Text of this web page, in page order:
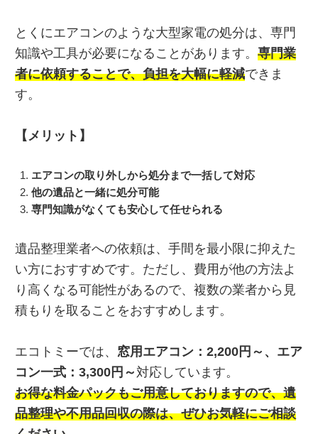
とくにエアコンのような大型家電の処分は、専門
知識や工具が必要になることがあります。 専門業
者に依頼することで、負担を大幅に軽減できま
す。
【メリット】
エアコンの取り外しから処分まで一括して対応
他の遺品と一緒に処分可能
専門知識がなくても安心して任せられる
遺品整理業者への依頼は、手間を最小限に抑えた
い方におすすめです。ただし、費用が他の方法よ
り高くなる可能性があるので、複数の業者から見
積もりを取ることをおすすめします。
エコトミーでは、 窓用エアコン：2,200円～、エア
コン一式：3,300円～ 対応しています。
お得な料金パックもご用意しておりますので、遺
品整理や不用品回収の際は、ぜひお気軽にご相談